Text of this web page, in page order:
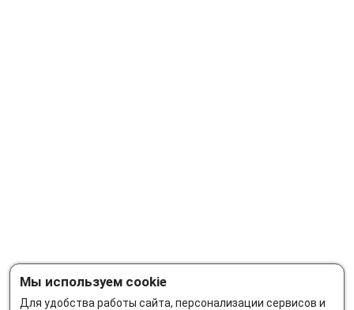
Мы используем cookie
Для удобства работы сайта, персонализации сервисов и